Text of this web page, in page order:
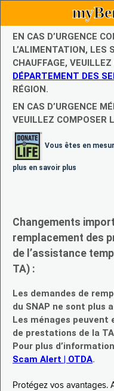
EN CAS D’URGENCE
L’ALIMENTATION, LES
CHAUFFAGE,
DÉPARTEMENT DES
RÉGION.
EN CAS D’URGENCE
VEUILLEZ COMPOSER
Vous êtes en
plus en savoir plus
Changements
remplacement des
de l’assistance
TA) :
Les demandes de
du SNAP ne sont plus
Les ménages peuvent
de prestations de la
Pour plus
Scam Alert | OTDA.
Protégez vos avantages.